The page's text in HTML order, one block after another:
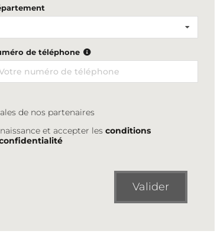
de téléphone
de nos partenaires
et accepter lesconditions
Valider